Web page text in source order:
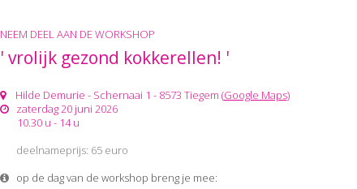
NEEM DEEL AAN DE WORKSHOP
' vrolijk gezond kokkerellen! '
Hilde Demurie - Schernaai 1 - 8573 Tiegem (Google Maps)
zaterdag 20 juni 2026
10.30 u - 14 u
deelnameprijs: 65 euro
op de dag van de workshop breng je mee: